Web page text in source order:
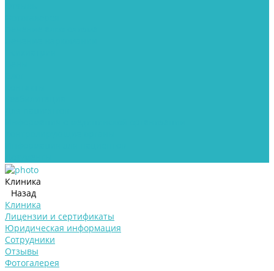
Клиника
Назад
Клиника
Лицензии и сертификаты
Юридическая информация
Сотрудники
Отзывы
Фотогалерея